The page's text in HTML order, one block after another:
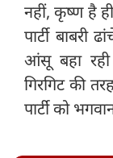
नहीं, कृष्ण है
पार्टी
आंसू बहा रही
गिरगिट की
पार्टी को